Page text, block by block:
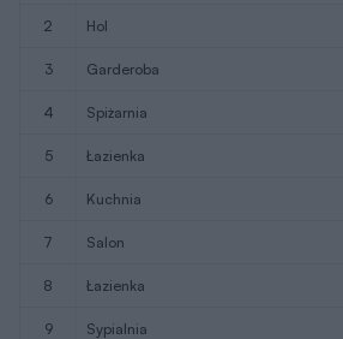
2 hol
3 garderoba
4 spiżarnia
5 łazienka
6 kuchnia
7 salon
8 łazienka
9 sypialnia